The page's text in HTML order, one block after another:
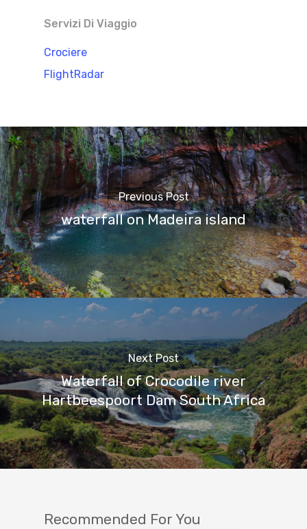
Servizi Di Viaggio
Crociere
FlightRadar
Previous Post
waterfall on Madeira island
Next Post
Waterfall of Crocodile river
Hartbeespoort Dam South Africa
Recommended For You